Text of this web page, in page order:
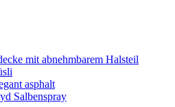
mit abnehmbarem Halsteil
asphalt
Salbenspray